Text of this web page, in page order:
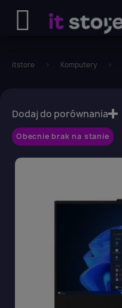
itstore Komputery
Obecnie brak na stanie
Dodaj do porównania